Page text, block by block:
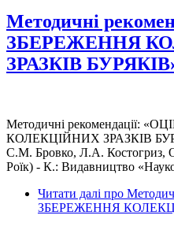
Методичні
ЗБЕРЕЖЕННЯ
ЗРАЗКІВ
Методичні рекомендації:
КОЛЕКЦІЙНИХ ЗРАЗКІВ
С.М. Бровко, Л.А. Костогриз,
Роїк) - К.: Видавництво
Читати далі про
ЗБЕРЕЖЕННЯ